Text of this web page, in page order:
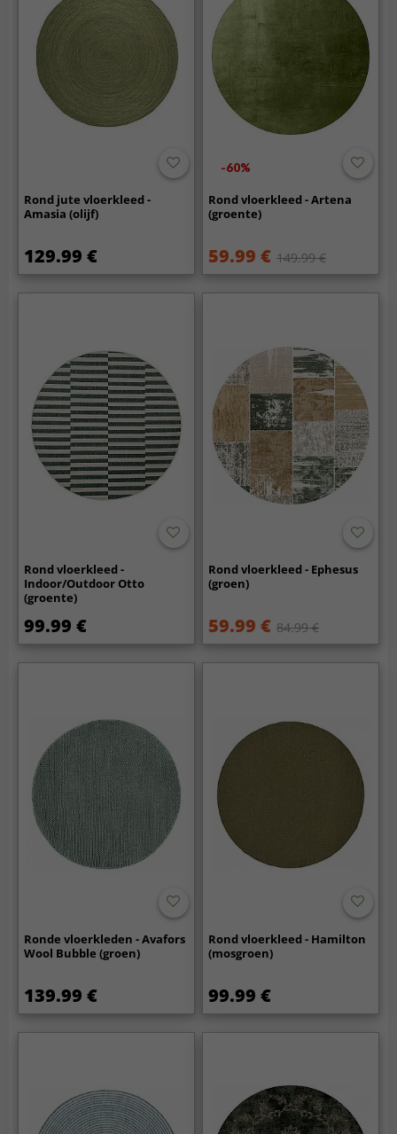
Rond jute vloerkleed -
Amasia (olijf)
129.99 €
-60%
Rond vloerkleed - Artena
(groente)
59.99 € 149.99 €
Rond vloerkleed -
Indoor/Outdoor Otto
(groente)
99.99 €
Rond vloerkleed - Ephesus
(groen)
59.99 € 84.99 €
Ronde vloerkleden - Avafors
Wool Bubble (groen)
139.99 €
Rond vloerkleed - Hamilton
(mosgroen)
99.99 €